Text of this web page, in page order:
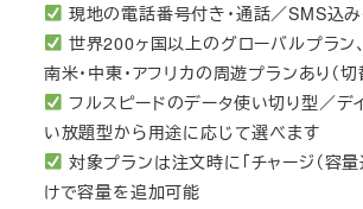
現地の電話番号付き・通話／SMS込
世界200ヶ国以上のグローバルプラン、
南米・中東・アフリカの周遊プランあり（切
フルスピードのデータ使い切り型／デ
い放題型から用途に応じて選べます
対象プランは注文時に「チャージ（容量
けで容量を追加可能